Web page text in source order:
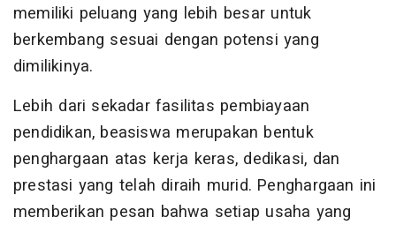
memiliki peluang yang lebih besar untuk
berkembang sesuai dengan potensi yang
dimilikinya.
Lebih dari sekadar fasilitas pembiayaan
pendidikan, beasiswa merupakan bentuk
penghargaan atas kerja keras, dedikasi, dan
prestasi yang telah diraih murid. Penghargaan ini
memberikan pesan bahwa setiap usaha yang